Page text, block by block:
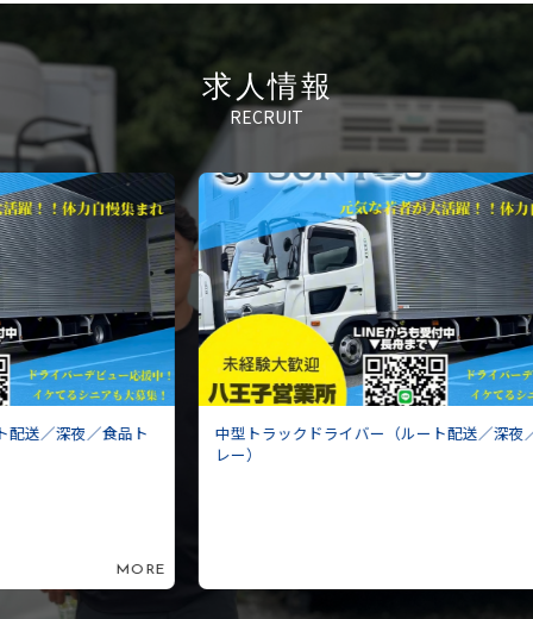
求人情報
RECRUIT
中型トラックドライバー（ルート配送／深夜／食品ト
3